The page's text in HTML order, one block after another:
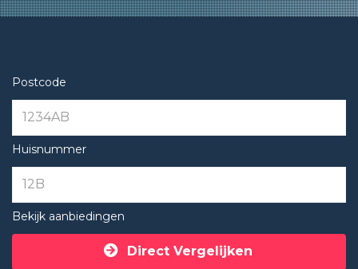
Postcode
Huisnummer
Bekijk aanbiedingen
Direct Vergelijken